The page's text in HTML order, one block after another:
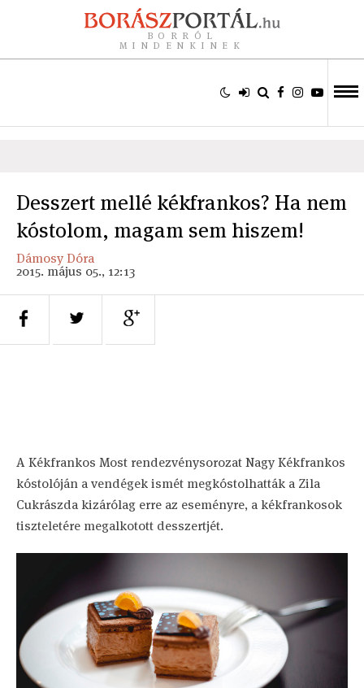
BORRÓL
MINDENKINEK
Desszert mellé kékfrankos? Ha nem
kóstolom, magam sem hiszem!
Dámosy Dóra
2015. május 05., 12:13
A Kékfrankos Most rendezvénysorozat Nagy Kékfrankos
kóstolóján a vendégek ismét megkóstolhatták a Zila
Cukrászda kizárólag erre az eseményre, a kékfrankosok
tiszteletére megalkotott desszertjét.